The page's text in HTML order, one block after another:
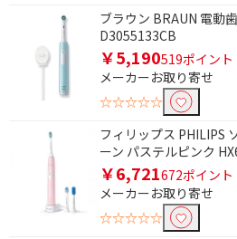
ブラウン BRAUN 電動
D3055133CB
￥5,190519ポイント
メーカーお取り寄せ
☆☆☆☆☆
フィリップス PHILIPS
ーン パステルピンク
￥6,721672ポイント
メーカーお取り寄せ
☆☆☆☆☆
価格で絞り込む
円~
電源で絞り込む
充電式
電源方式で絞り込む